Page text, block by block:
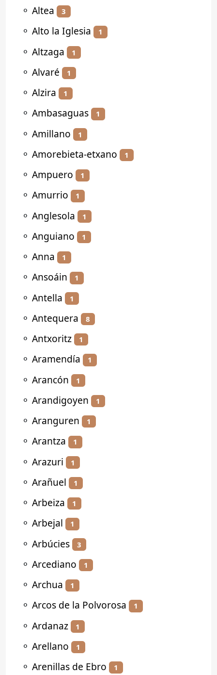
⚬ Altea 3
⚬ Alto la Iglesia 1
⚬ Altzaga 1
⚬ Alvaré 1
⚬ Alzira 1
⚬ Ambasaguas 1
⚬ Amillano 1
⚬ Amorebieta-etxano 1
⚬ Ampuero 1
⚬ Amurrio 1
⚬ Anglesola 1
⚬ Anguiano 1
⚬ Anna 1
⚬ Ansoáin 1
⚬ Antella 1
⚬ Antequera 8
⚬ Antxoritz 1
⚬ Aramendía 1
⚬ Arancón 1
⚬ Arandigoyen 1
⚬ Aranguren 1
⚬ Arantza 1
⚬ Arazuri 1
⚬ Arañuel 1
⚬ Arbeiza 1
⚬ Arbejal 1
⚬ Arbúcies 3
⚬ Arcediano 1
⚬ Archua 1
⚬ Arcos de la Polvorosa 1
⚬ Ardanaz 1
⚬ Arellano 1
⚬ Arenillas de Ebro 1